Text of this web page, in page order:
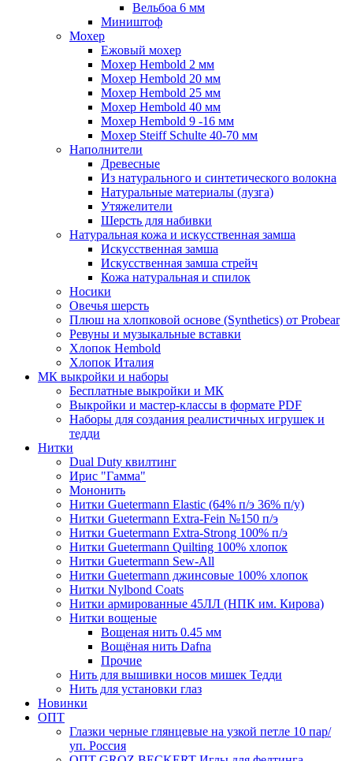
Вельбоа 6 мм
Миништоф
Мохер
Ежовый мохер
Мохер Hembold 2 мм
Мохер Hembold 20 мм
Мохер Hembold 25 мм
Мохер Hembold 40 мм
Мохер Hembold 9 -16 мм
Мохер Steiff Schulte 40-70 мм
Наполнители
Древесные
Из натурального и синтетического волокна
Натуральные материалы (лузга)
Утяжелители
Шерсть для набивки
Натуральная кожа и искусственная замша
Искусственная замша
Искусственная замша стрейч
Кожа натуральная и спилок
Носики
Овечья шерсть
Плюш на хлопковой основе (Synthetics) от Probear
Ревуны и музыкальные вставки
Хлопок Hembold
Хлопок Италия
МК выкройки и наборы
Бесплатные выкройки и МК
Выкройки и мастер-классы в формате PDF
Наборы для создания реалистичных игрушек и
тедди
Нитки
Dual Duty квилтинг
Ирис "Гамма"
Мононить
Нитки Guetermann Elastic (64% п/э 36% п/у)
Нитки Guetermann Extra-Fein №150 п/э
Нитки Guetermann Extra-Strong 100% п/э
Нитки Guetermann Quilting 100% хлопок
Нитки Guetermann Sew-All
Нитки Guetermann джинсовые 100% хлопок
Нитки Nylbond Coats
Нитки армированные 45ЛЛ (НПК им. Кирова)
Нитки вощеные
Вощеная нить 0.45 мм
Вощёная нить Dafna
Прочие
Нить для вышивки носов мишек Тедди
Нить для установки глаз
Новинки
ОПТ
Глазки черные глянцевые на узкой петле 10 пар/
уп. Россия